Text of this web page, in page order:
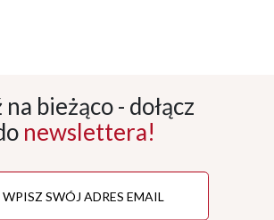
na bieżąco - dołącz
newslettera!